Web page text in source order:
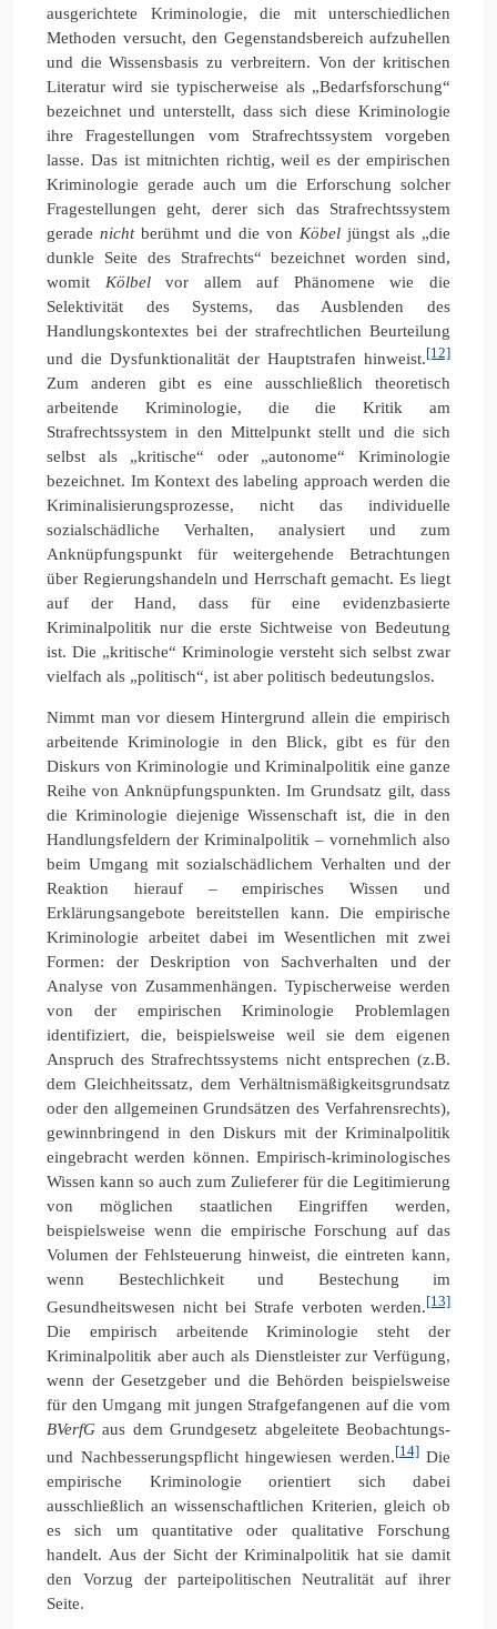
ausgerichtete Kriminologie, die mit unterschiedlichen
Methoden versucht, den Gegenstandsbereich aufzuhellen
und die Wissensbasis zu verbreitern. Von der kritischen
Literatur wird sie typischerweise als „Bedarfsforschung“
bezeichnet und unterstellt, dass sich diese Kriminologie
ihre Fragestellungen vom Strafrechtssystem vorgeben
lasse. Das ist mitnichten richtig, weil es der empirischen
Kriminologie gerade auch um die Erforschung solcher
Fragestellungen geht, derer sich das Strafrechtssystem
gerade nichtberühmt und die von Köbel jüngst als „die
dunkle Seite des Strafrechts“ bezeichnet worden sind,
womit Kölbelvor allem auf Phänomene wie die
Selektivität des Systems, das Ausblenden des
Handlungskontextes bei der strafrechtlichen Beurteilung
und die Dysfunktionalität der Hauptstrafen hinweist.[12]
Zum anderen gibt es eine ausschließlich theoretisch
arbeitende Kriminologie, die die Kritik am
Strafrechtssystem in den Mittelpunkt stellt und die sich
selbst als „kritische“ oder „autonome“ Kriminologie
bezeichnet. Im Kontext des labeling approach werden die
Kriminalisierungsprozesse, nicht das individuelle
sozialschädliche Verhalten, analysiert und zum
Anknüpfungspunkt für weitergehende Betrachtungen
über Regierungshandeln und Herrschaft gemacht. Es liegt
auf der Hand, dass für eine evidenzbasierte
Kriminalpolitik nur die erste Sichtweise von Bedeutung
ist. Die „kritische“ Kriminologie versteht sich selbst zwar
vielfach als „politisch“, ist aber politisch bedeutungslos.
Nimmt man vor diesem Hintergrund allein die empirisch
arbeitende Kriminologie in den Blick, gibt es für den
Diskurs von Kriminologie und Kriminalpolitik eine ganze
Reihe von Anknüpfungspunkten. Im Grundsatz gilt, dass
die Kriminologie diejenige Wissenschaft ist, die in den
Handlungsfeldern der Kriminalpolitik – vornehmlich also
beim Umgang mit sozialschädlichem Verhalten und der
Reaktion hierauf – empirisches Wissen und
Erklärungsangebote bereitstellen kann. Die empirische
Kriminologie arbeitet dabei im Wesentlichen mit zwei
Formen: der Deskription von Sachverhalten und der
Analyse von Zusammenhängen. Typischerweise werden
von der empirischen Kriminologie Problemlagen
identifiziert, die, beispielsweise weil sie dem eigenen
Anspruch des Strafrechtssystems nicht entsprechen (z.B.
dem Gleichheitssatz, dem Verhältnismäßigkeitsgrundsatz
oder den allgemeinen Grundsätzen des Verfahrensrechts),
gewinnbringend in den Diskurs mit der Kriminalpolitik
eingebracht werden können. Empirisch-kriminologisches
Wissen kann so auch zum Zulieferer für die Legitimierung
von möglichen staatlichen Eingriffen werden,
beispielsweise wenn die empirische Forschung auf das
Volumen der Fehlsteuerung hinweist, die eintreten kann,
wenn Bestechlichkeit und Bestechung im
Gesundheitswesen nicht bei Strafe verboten werden.[13]
Die empirisch arbeitende Kriminologie steht der
Kriminalpolitik aber auch als Dienstleister zur Verfügung,
wenn der Gesetzgeber und die Behörden beispielsweise
für den Umgang mit jungen Strafgefangenen auf die vom
BVerfG aus dem Grundgesetz abgeleitete Beobachtungs-
und Nachbesserungspflicht hingewiesen werden.[14]Die
empirische Kriminologie orientiert sich dabei
ausschließlich an wissenschaftlichen Kriterien, gleich ob
es sich um quantitative oder qualitative Forschung
handelt. Aus der Sicht der Kriminalpolitik hat sie damit
den Vorzug der parteipolitischen Neutralität auf ihrer
Seite.